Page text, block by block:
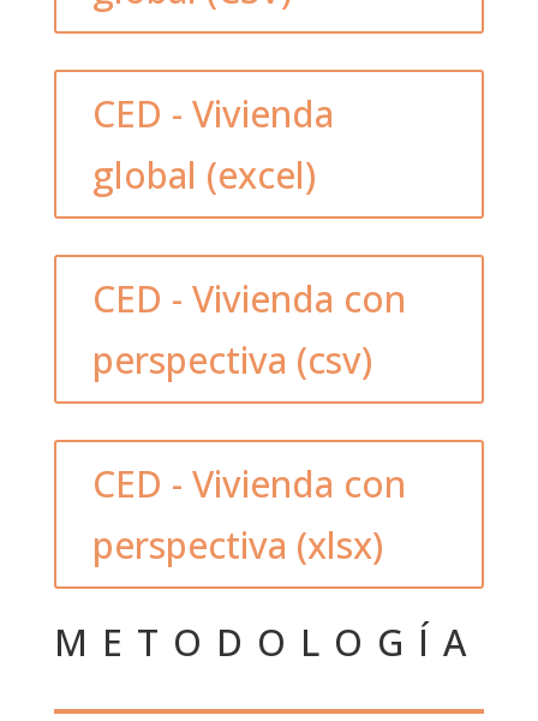
CED - Vivienda
global (excel)
CED - Vivienda con
perspectiva (csv)
CED - Vivienda con
perspectiva (xlsx)
METODOLOGÍA